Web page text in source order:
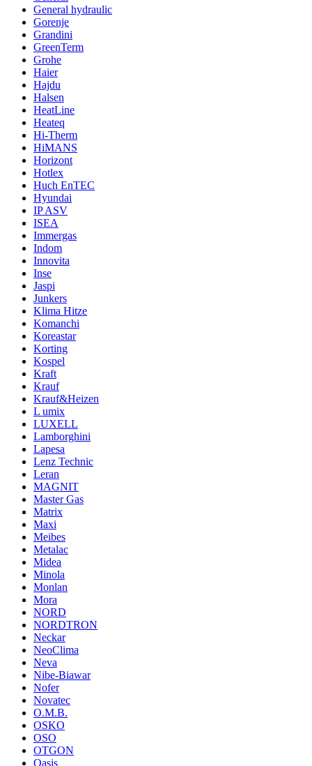
General hydraulic
Gorenje
Grandini
GreenTerm
Grohe
Haier
Hajdu
Halsen
HeatLine
Heateq
Hi-Therm
HiMANS
Horizont
Hotlex
Huch EnTEC
Hyundai
IP ASV
ISEA
Immergas
Indom
Innovita
Inse
Jaspi
Junkers
Klima Hitze
Komanchi
Koreastar
Korting
Kospel
Kraft
Krauf
Krauf&Heizen
L umix
LUXELL
Lamborghini
Lapesa
Lenz Technic
Leran
MAGNIT
Master Gas
Matrix
Maxi
Meibes
Metalac
Midea
Minola
Monlan
Mora
NORD
NORDTRON
Neckar
NeoClima
Neva
Nibe-Biawar
Nofer
Novatec
O.M.B.
OSKO
OSO
OTGON
Oasis